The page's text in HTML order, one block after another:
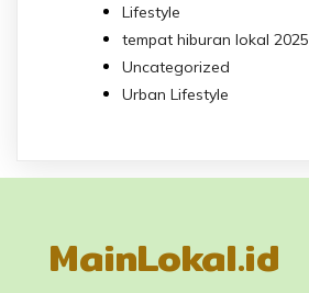
Lifestyle
tempat hiburan lokal 2025
Uncategorized
Urban Lifestyle
MainLokal.id